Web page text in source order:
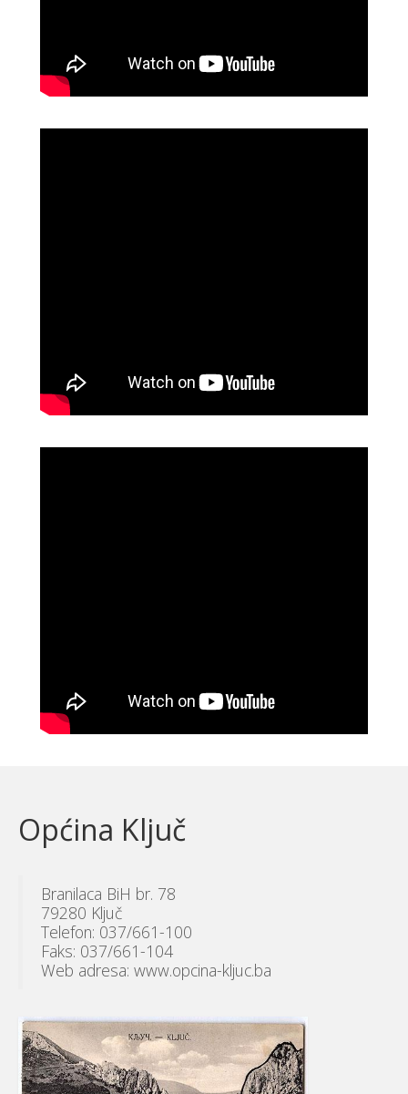
Općina Ključ
Branilaca BiH br. 78
79280 Ključ
Telefon: 037/661-100
Faks: 037/661-104
Web adresa: www.opcina-kljuc.ba